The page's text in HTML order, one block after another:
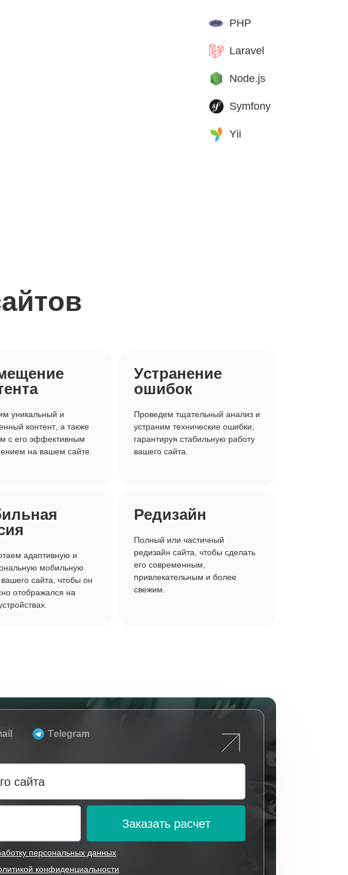
PHP
Laravel
Node.js
Symfony
Yii
уникальный и
контент, а также
с его эффективным
на вашем сайте.
Устранение
ошибок
Проведем тщательный анализ и
устраним технические ошибки,
гарантируя стабильную работу
вашего сайта.
адаптивную и
мобильную
сайта, чтобы он
отображался на
Редизайн
Полный или частичный
редизайн сайта, чтобы сделать
его современным,
привлекательным и более
свежим.
Telegram
сайта
Заказать расчет
персональных данных
конфиденциальности